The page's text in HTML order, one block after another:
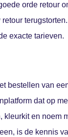
orde retour
exacte tarieven.
bestellen van
dat op
kleurkit en noem
is de kennis